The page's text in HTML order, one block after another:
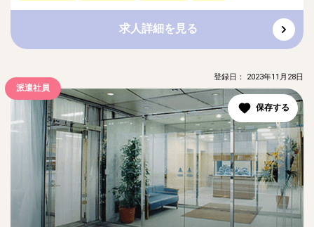
求人詳細を見る
派遣社員
登録日： 2023年11月28日